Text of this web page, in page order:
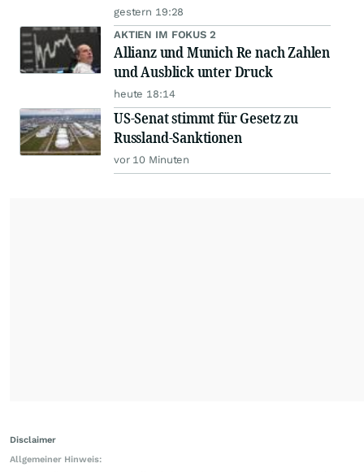
gestern 19:28
AKTIEN IM FOKUS 2
Allianz und Munich Re nach Zahlen
und Ausblick unter Druck
heute 18:14
US-Senat stimmt für Gesetz zu
Russland-Sanktionen
vor 10 Minuten
Disclaimer
Allgemeiner Hinweis: